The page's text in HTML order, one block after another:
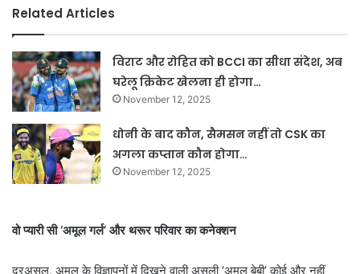
Related Articles
विराट और रोहित को BCCI का सीधा संदेश, अब
घरेलू क्रिकेट खेलना ही होगा…
November 12, 2025
धोनी के बाद कौन, सैमसन नहीं तो CSK का
अगला कप्तान कौन होगा…
November 12, 2025
वो प्यारी सी ‘अमूल गर्ल’ और थरूर परिवार का कनेक्शन
दरअसल, अमूल के विज्ञापनों में दिखने वाली असली ‘अमूल बेबी’ कोई और नहीं